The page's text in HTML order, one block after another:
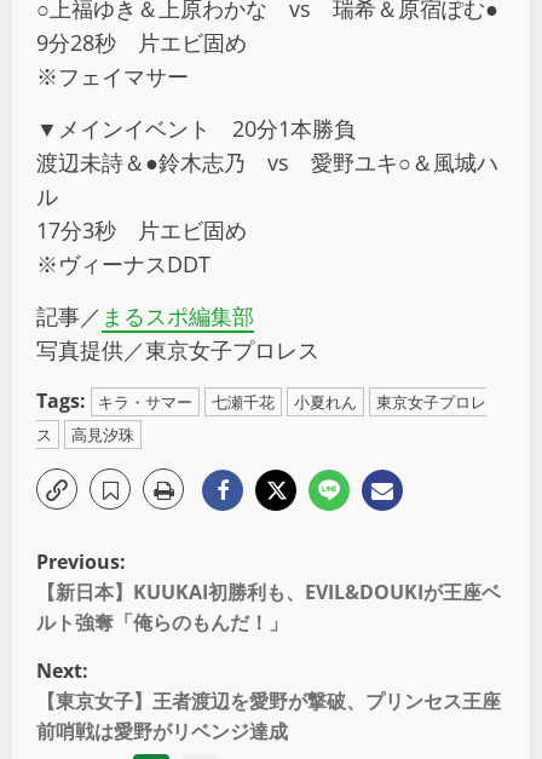
○上福ゆき＆上原わかな vs 瑞希＆原宿ぽむ●
9分28秒 片エビ固め
※フェイマサー
▼メインイベント 20分1本勝負
渡辺未詩＆●鈴木志乃 vs 愛野ユキ○＆風城ハ
ル
17分3秒 片エビ固め
※ヴィーナスDDT
記事／ まるスポ編集部
写真提供／東京女子プロレス
Tags: キラ・サマー 七瀬千花 小夏れん
東京女子プロレ
ス
高見汐珠
Previous:
【新日本】KUUKAI初勝利も、EVIL&DOUKIが王座ベ
ルト強奪「俺らのもんだ！」
Next:
【東京女子】王者渡辺を愛野が撃破、プリンセス王座
前哨戦は愛野がリベンジ達成